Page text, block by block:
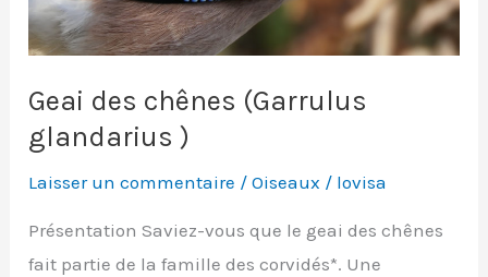
Geai des chênes (Garrulus
glandarius )
Laisser un commentaire /Oiseaux / lovisa
Présentation Saviez-vous que le geai des chênes
fait partie de la famille des corvidés*. Une